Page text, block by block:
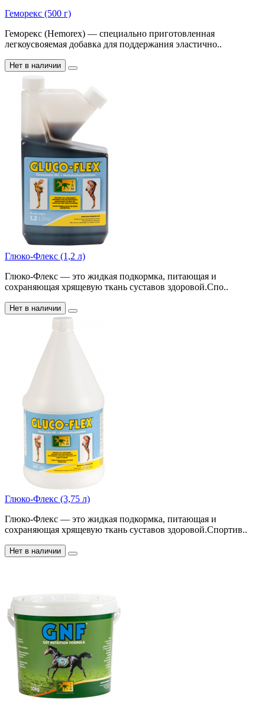
Геморекс (500 г)
Геморекс (Hemorex) — специально приготовленная
легкоусвояемая добавка для поддержания эластично..
Нет в наличии
Глюко-Флекс (1,2 л)
Глюко-Флекс — это жидкая подкормка, питающая и
сохраняющая хрящевую ткань суставов здоровой.Спо..
Нет в наличии
Глюко-Флекс (3,75 л)
Глюко-Флекс — это жидкая подкормка, питающая и
сохраняющая хрящевую ткань суставов здоровой.Спортив..
Нет в наличии